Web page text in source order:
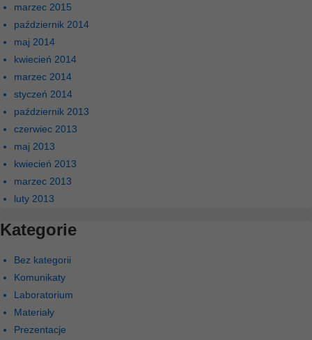
marzec 2015
październik 2014
maj 2014
kwiecień 2014
marzec 2014
styczeń 2014
październik 2013
czerwiec 2013
maj 2013
kwiecień 2013
marzec 2013
luty 2013
Kategorie
Bez kategorii
Komunikaty
Laboratorium
Materiały
Prezentacje